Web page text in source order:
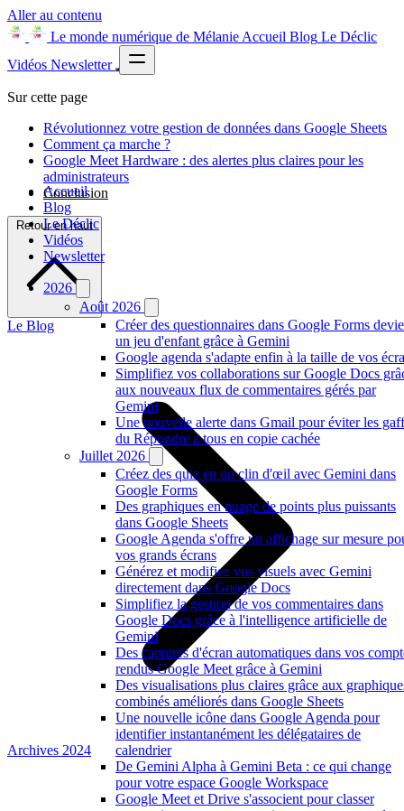
Aller au contenu
Le monde numérique de Mélanie Accueil Blog Le Déclic
Vidéos Newsletter
Accueil
Blog
Le Déclic
Vidéos
Newsletter
2026
Août 2026
Créer des questionnaires dans Google Forms
un jeu d'enfant grâce à Gemini
Google agenda s'adapte enfin à la taille de vos
Simplifiez vos collaborations sur Google Docs
aux nouveaux flux de commentaires gérés par
Gemini
Une nouvelle alerte dans Gmail pour éviter les
du Répondre à tous en copie cachée
Juillet 2026
Créez des quiz en un clin d'œil avec Gemini dans
Google Forms
Des graphiques en nuage de points plus puissants
dans Google Sheets
Google Agenda s'offre un affichage sur mesure
vos grands écrans
Générez et modifiez vos visuels avec Gemini
directement dans Google Docs
Simplifiez la gestion de vos commentaires dans
Google Docs grâce à l'intelligence artificielle de
Gemini
Des captures d'écran automatiques dans vos
rendus Google Meet grâce à Gemini
Des visualisations plus claires grâce aux
combinés améliorés dans Google Sheets
Une nouvelle icône dans Google Agenda pour
identifier instantanément les délégataires de
calendrier
De Gemini Alpha à Gemini Beta : ce qui change
pour votre espace Google Workspace
Google Meet et Drive s'associent pour classer
Sur cette page
Révolutionnez votre gestion de données dans Google Sheets
Comment ça marche ?
Google Meet Hardware : des alertes plus claires pour les
administrateurs
Conclusion
Retour en haut
Le Blog
Archives 2024